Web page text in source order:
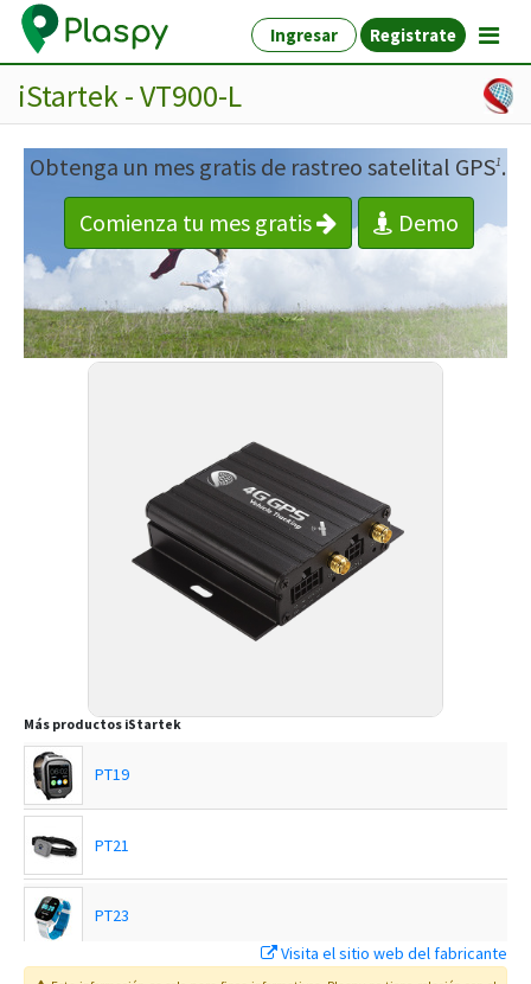
Ingresar Registrate
iStartek - VT900-L
Obtenga un mes gratis de rastreo satelital GPS1.
Comienza tu mes gratis
Demo
Más productos iStartek
PT19
PT21
PT23
Visita el sitio web del fabricante